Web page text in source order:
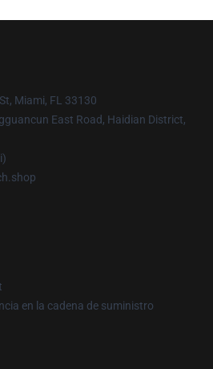
Miami, FL 33130
East Road, Haidian District,
en la cadena de suministro